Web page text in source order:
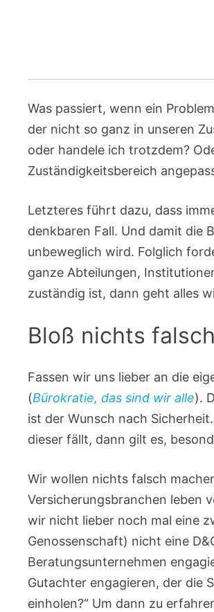
Was passiert, wenn ein
der nicht so ganz in unseren
oder handele ich trotzdem?
Zuständigkeitsbereich
Letzteres führt dazu, dass
denkbaren Fall. Und damit die
unbeweglich wird. Folglich
ganze Abteilungen,
zuständig ist, dann geht alles
Bloß nichts
Fassen wir uns lieber an die
(Bürokratie, das sind wir alle).
ist der Wunsch nach
dieser fällt, dann gilt es,
Wir wollen nichts falsch
Versicherungsbranchen leben
wir nicht lieber noch mal eine
Genossenschaft) nicht eine
Beratungsunternehmen
Gutachter engagieren, der die
einholen?“ Um dann zu